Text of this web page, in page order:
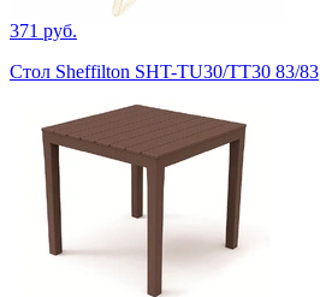
371 руб.
Стол Sheffilton SHT-TU30/TT30 83/83